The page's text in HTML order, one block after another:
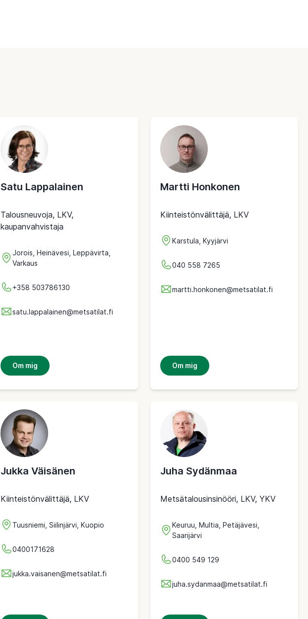
Satu Lappalainen
Talousneuvoja, LKV,
kaupanvahvistaja
Jorois, Heinävesi, Leppävirta,
Varkaus
+358 503786130
satu.lappalainen@metsatilat.fi
Om mig
Martti Honkonen
Kiinteistönvälittäjä, LKV
Karstula, Kyyjärvi
040 558 7265
martti.honkonen@metsatilat.fi
Om mig
Jukka Väisänen
Kiinteistönvälittäjä, LKV
Tuusniemi, Siilinjärvi, Kuopio
0400171628
jukka.vaisanen@metsatilat.fi
Juha Sydänmaa
Metsätalousinsinööri, LKV, YKV
Keuruu, Multia, Petäjävesi,
Saarijärvi
0400 549 129
juha.sydanmaa@metsatilat.fi